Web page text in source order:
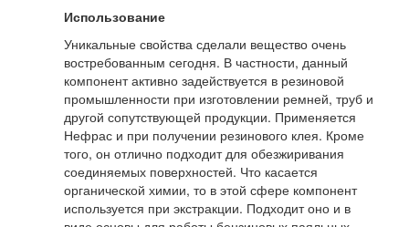
Использование
Уникальные свойства сделали вещество очень
востребованным сегодня. В частности, данный
компонент активно задействуется в резиновой
промышленности при изготовлении ремней, труб и
другой сопутствующей продукции. Применяется
Нефрас и при получении резинового клея. Кроме
того, он отлично подходит для обезжиривания
соединяемых поверхностей. Что касается
органической химии, то в этой сфере компонент
используется при экстракции. Подходит оно и в